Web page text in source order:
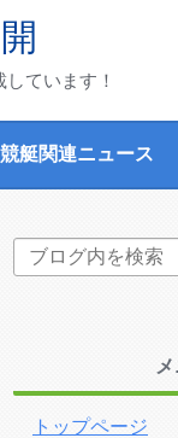
ています！
競艇関連ニュース
トップページ